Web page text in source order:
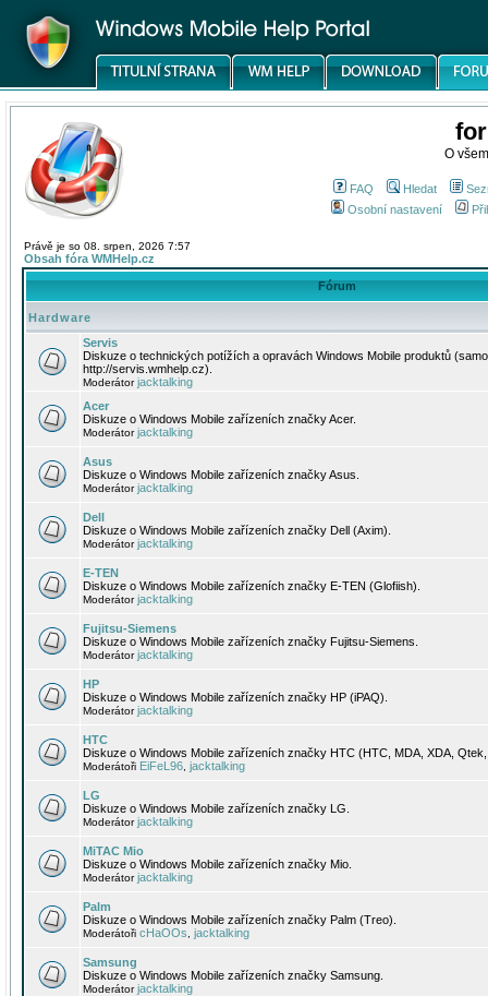
O
FAQ Hledat
Osobní nastavení
Právě je so 08. srpen, 2026 7:57
Obsah fóra WMHelp.cz
Fórum
Hardware
Servis
Diskuze o technických potížích a opravách Windows Mobile produktů
http://servis.wmhelp.cz).
Moderátorjacktalking
Acer
Diskuze o Windows Mobile zařízeních značky Acer.
Moderátorjacktalking
Asus
Diskuze o Windows Mobile zařízeních značky Asus.
Moderátorjacktalking
Dell
Diskuze o Windows Mobile zařízeních značky Dell (Axim).
Moderátorjacktalking
E-TEN
Diskuze o Windows Mobile zařízeních značky E-TEN (Glofiish).
Moderátorjacktalking
Fujitsu-Siemens
Diskuze o Windows Mobile zařízeních značky Fujitsu-Siemens.
Moderátorjacktalking
HP
Diskuze o Windows Mobile zařízeních značky HP (iPAQ).
Moderátorjacktalking
HTC
Diskuze o Windows Mobile zařízeních značky HTC (HTC, MDA, XDA,
Moderátoři EiFeL96 jacktalking
LG
Diskuze o Windows Mobile zařízeních značky LG.
Moderátorjacktalking
MiTAC Mio
Diskuze o Windows Mobile zařízeních značky Mio.
Moderátorjacktalking
Palm
Diskuze o Windows Mobile zařízeních značky Palm (Treo).
Moderátoři cHaOOs jacktalking
Samsung
Diskuze o Windows Mobile zařízeních značky Samsung.
Moderátorjacktalking